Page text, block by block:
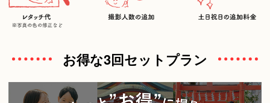
お得な3回セットプラン